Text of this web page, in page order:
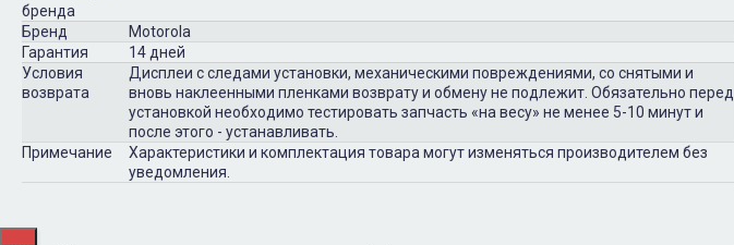
бренда
Бренд
Motorola
Гарантия
14 дней
Условия
возврата
Дисплеи с следами установки, механическими повреждениями, со снятыми и
вновь наклеенными пленками возврату и обмену не подлежит. Обязательно перед
установкой необходимо тестировать запчасть «на весу» не менее 5-10 минут и
после этого - устанавливать.
Примечание
Характеристики и комплектация товара могут изменяться производителем без
уведомления.